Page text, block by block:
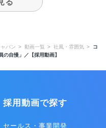
パン 動画一覧 社風・雰囲気
コ
自慢」／【採用動画】
採用動画で探す
セールス・事業開発